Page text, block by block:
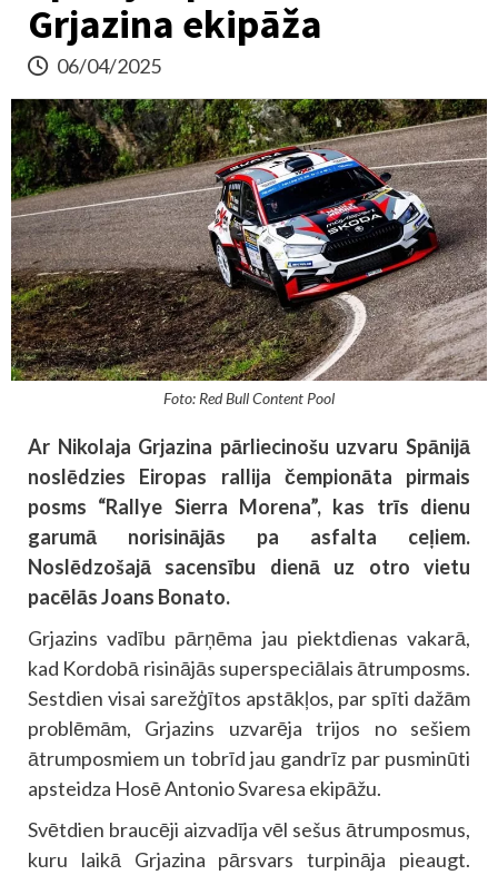
Grjazina ekipāža
06/04/2025
Foto: Red Bull Content Pool
Ar Nikolaja Grjazina pārliecinošu uzvaru Spānijā
noslēdzies Eiropas rallija čempionāta pirmais
posms “Rallye Sierra Morena”, kas trīs dienu
garumā norisinājās pa asfalta ceļiem.
Noslēdzošajā sacensību dienā uz otro vietu
pacēlās Joans Bonato.
Grjazins vadību pārņēma jau piektdienas vakarā,
kad Kordobā risinājās superspeciālais ātrumposms.
Sestdien visai sarežģītos apstākļos, par spīti dažām
problēmām, Grjazins uzvarēja trijos no sešiem
ātrumposmiem un tobrīd jau gandrīz par pusminūti
apsteidza Hosē Antonio Svaresa ekipāžu.
Svētdien braucēji aizvadīja vēl sešus ātrumposmus,
kuru laikā Grjazina pārsvars turpināja pieaugt.